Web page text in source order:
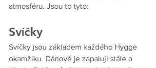
atmosféru. Jsou to tyto:
Svíčky
Svíčky jsou základem každého Hygge
okamžiku. Dánové je zapalují stále a